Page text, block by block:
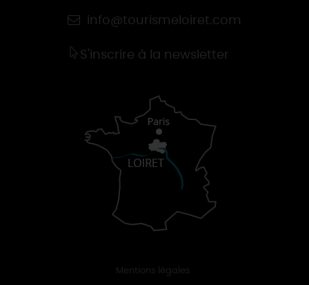
info@tourismeloiret.com
S'inscrire à la newsletter
Mentions légales